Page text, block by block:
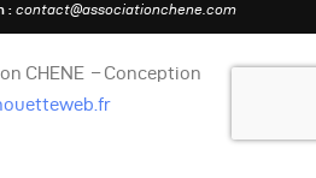
: contact@associationchene.com
CHENE – Conception